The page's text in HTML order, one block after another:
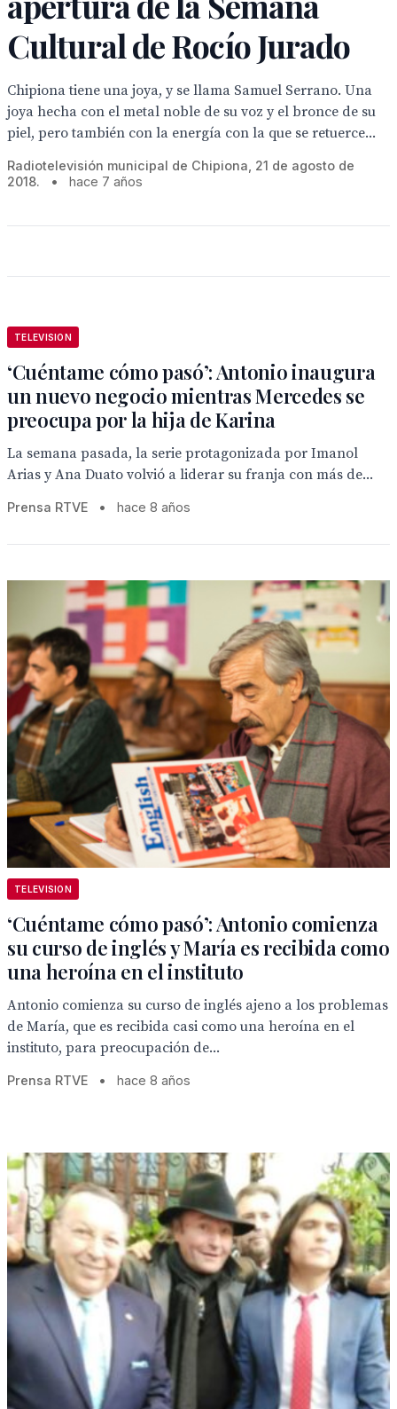
Cultural de Rocío Jurado
Chipiona tiene una joya, y se llama Samuel Serrano. Una
joya hecha con el metal noble de su voz y el bronce de su
piel, pero también con la energía con la que se retuerce...
Radiotelevisión municipal de Chipiona, 21 de agosto de
2018.
• hace 7 años
TELEVISION
‘Cuéntame cómo pasó’: Antonio inaugura
un nuevo negocio mientras Mercedes se
preocupa por la hija de Karina
La semana pasada, la serie protagonizada por Imanol
Arias y Ana Duato volvió a liderar su franja con más de...
Prensa RTVE • hace 8 años
TELEVISION
‘Cuéntame cómo pasó’: Antonio comienza
su curso de inglés y María es recibida como
una heroína en el instituto
Antonio comienza su curso de inglés ajeno a los problemas
de María, que es recibida casi como una heroína en el
instituto, para preocupación de...
Prensa RTVE • hace 8 años